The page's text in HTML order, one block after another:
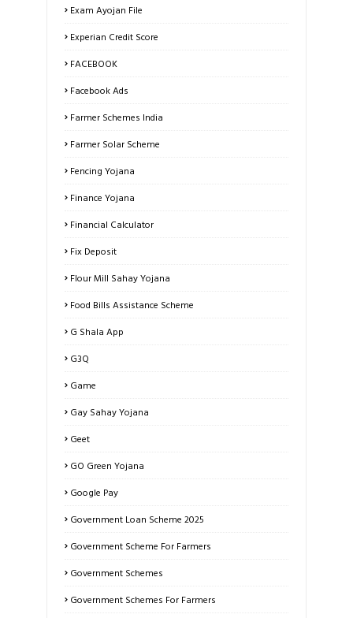
Exam Ayojan File
Experian Credit Score
FACEBOOK
Facebook Ads
Farmer Schemes India
Farmer Solar Scheme
Fencing Yojana
Finance Yojana
Financial Calculator
Fix Deposit
Flour Mill Sahay Yojana
Food Bills Assistance Scheme
G Shala App
G3Q
Game
Gay Sahay Yojana
Geet
GO Green Yojana
Google Pay
Government Loan Scheme 2025
Government Scheme For Farmers
Government Schemes
Government Schemes For Farmers